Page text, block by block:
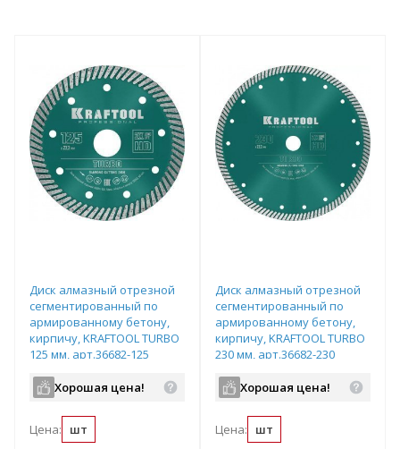
Диск алмазный отрезной
сегментированный по
армированному бетону,
кирпичу, KRAFTOOL TURBO
125 мм, арт.36682-125
Хорошая цена!
Цена: шт
Диск алмазный отрезной
сегментированный по
армированному бетону,
кирпичу, KRAFTOOL TURBO
230 мм, арт.36682-230
Хорошая цена!
Цена: шт